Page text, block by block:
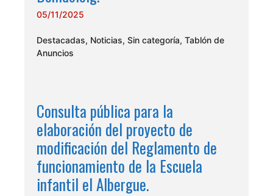
05/11/2025
Destacadas, Noticias, Sin categoría, Tablón de
Anuncios
Consulta pública para la
elaboración del proyecto de
modificación del Reglamento de
funcionamiento de la Escuela
infantil el Albergue.